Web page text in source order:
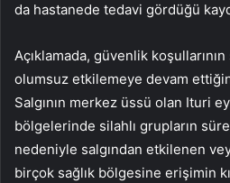
da hastanede tedavi gördüğü
Açıklamada, güvenlik
olumsuz etkilemeye devam
Salgının merkez üssü olan Ituri
bölgelerinde silahlı grupların
nedeniyle salgından etkilenen
birçok sağlık bölgesine erişimin